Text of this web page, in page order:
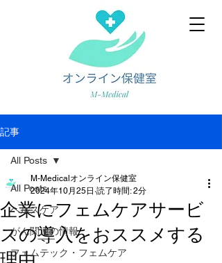
記事
All Posts
ヘルスケア
がん関連の情報
フェムテック・フェムケア
All Posts
企業にフェムケアサービ
スの導入をおススメする
M-Medicalオンライン保健室
2024年10月25日 読了時間: 2分